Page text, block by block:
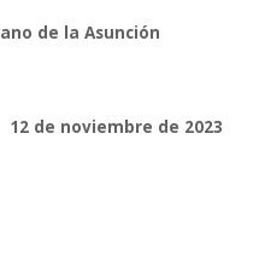
de la Asunción
12 de noviembre de 2023